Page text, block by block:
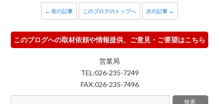
← 前の記事 このブログのトップへ 次の記事 →
このブログへの取材依頼や情報提供、ご意見・ご要望はこちら
営業局
TEL:026-235-7249
FAX:026-235-7496